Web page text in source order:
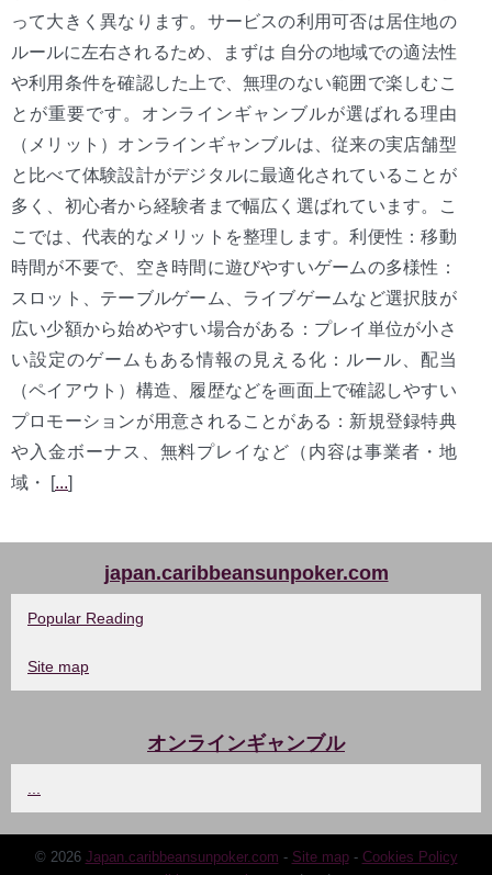
って大きく異なります。サービスの利用可否は居住地の
ルールに左右されるため、まずは 自分の地域での適法性
や利用条件を確認した上で、無理のない範囲で楽しむこ
とが重要です。オンラインギャンブルが選ばれる理由
（メリット）オンラインギャンブルは、従来の実店舗型
と比べて体験設計がデジタルに最適化されていることが
多く、初心者から経験者まで幅広く選ばれています。こ
こでは、代表的なメリットを整理します。利便性：移動
時間が不要で、空き時間に遊びやすいゲームの多様性：
スロット、テーブルゲーム、ライブゲームなど選択肢が
広い少額から始めやすい場合がある：プレイ単位が小さ
い設定のゲームもある情報の見える化：ルール、配当
（ペイアウト）構造、履歴などを画面上で確認しやすい
プロモーションが用意されることがある：新規登録特典
や入金ボーナス、無料プレイなど（内容は事業者・地
域・ [...]
japan.caribbeansunpoker.com
Popular Reading
Site map
オンラインギャンブル
...
© 2026 Japan.caribbeansunpoker.com - Site map- Cookies Policy